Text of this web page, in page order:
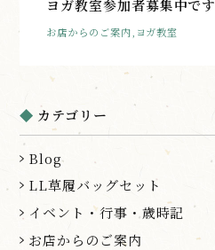
ヨガ教室参加者募集中です
お店からのご案内,ヨガ教室
カテゴリー
Blog
LL草履バッグセット
イベント・行事・歳時記
お店からのご案内